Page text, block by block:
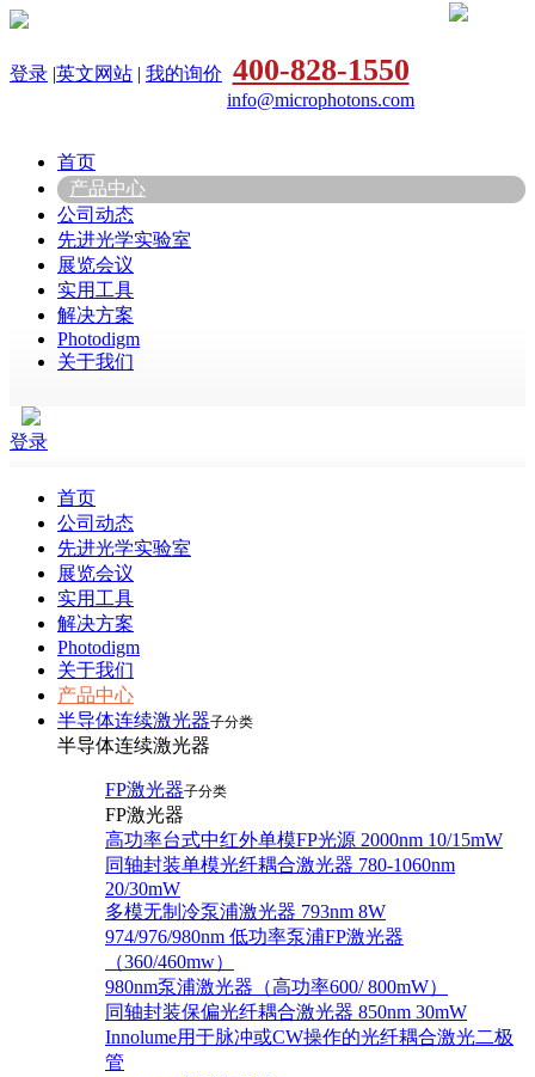
登录 |英文网站 | 我的询价 400-828-1550
info@microphotons.com
首页
产品中心
公司动态
先进光学实验室
展览会议
实用工具
解决方案
Photodigm
关于我们
登录
首页
公司动态
先进光学实验室
展览会议
实用工具
解决方案
Photodigm
关于我们
产品中心
半导体连续激光器子分类
半导体连续激光器
FP激光器子分类
FP激光器
高功率台式中红外单模FP光源 2000nm 10/15mW
同轴封装单模光纤耦合激光器 780-1060nm
20/30mW
多模无制冷泵浦激光器 793nm 8W
974/976/980nm 低功率泵浦FP激光器
（360/460mw）
980nm泵浦激光器（高功率600/ 800mW）
同轴封装保偏光纤耦合激光器 850nm 30mW
Innolume用于脉冲或CW操作的光纤耦合激光二极
管